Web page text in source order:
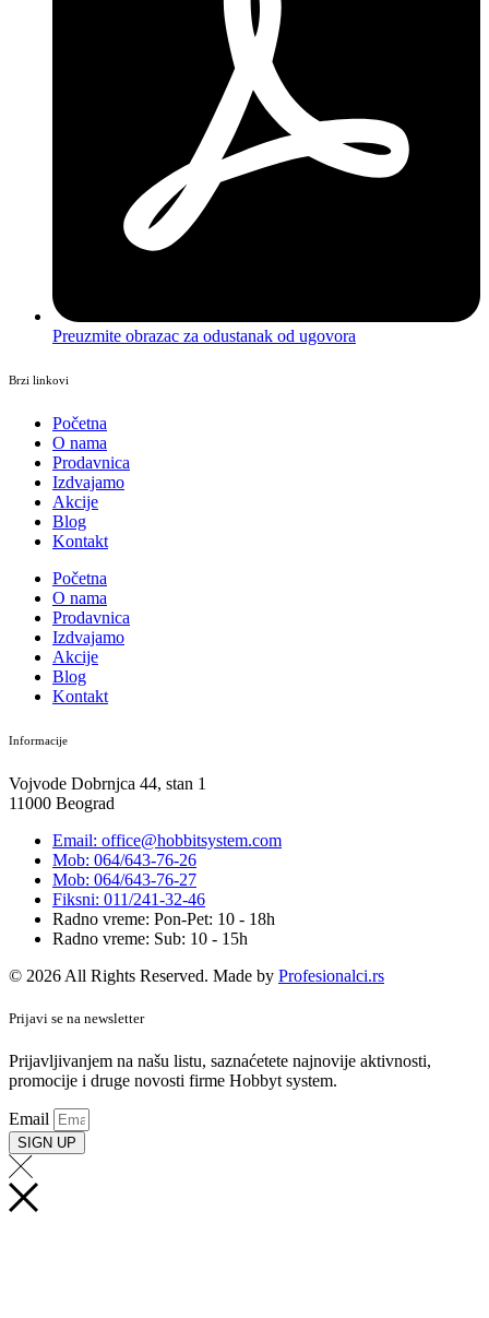
Preuzmite obrazac za odustanak od ugovora
Brzi linkovi
Početna
O nama
Prodavnica
Izdvajamo
Akcije
Blog
Kontakt
Početna
O nama
Prodavnica
Izdvajamo
Akcije
Blog
Kontakt
Informacije
Vojvode Dobrnjca 44, stan 1
11000 Beograd
Email: office@hobbitsystem.com
Mob: 064/643-76-26
Mob: 064/643-76-27
Fiksni: 011/241-32-46
Radno vreme: Pon-Pet: 10 - 18h
Radno vreme: Sub: 10 - 15h
© 2026 All Rights Reserved. Made by Profesionalci.rs
Prijavi se na newsletter
Prijavljivanjem na našu listu, saznaćetete najnovije aktivnosti,
promocije i druge novosti firme Hobbyt system.
Email
SIGN UP